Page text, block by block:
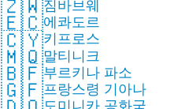
🇿🇼짐바브웨
🇪🇨에콰도르
🇨🇾키프로스
🇲🇶말티니크
🇧🇫부르키나 파소
🇬🇫프랑스령 기아나
도미니카 공화국